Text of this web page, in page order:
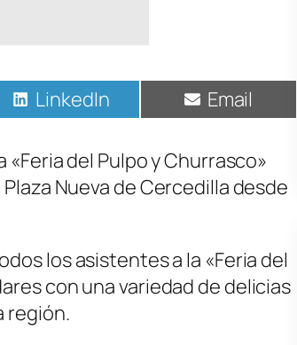
Compartir
en
LinkedIn Compartir
en
Email
del Pulpo y Churrasco»
Nueva de Cercedilla desde
los asistentes a la «Feria del
con una variedad de delicias
región.